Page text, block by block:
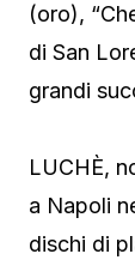
(oro),
di San
grandi
LUCHÈ,
a Napoli
dischi di